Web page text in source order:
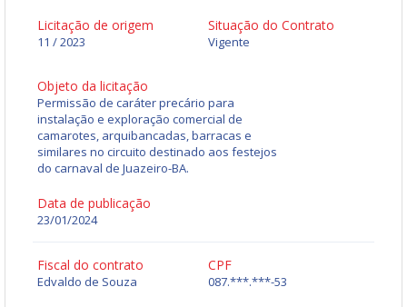
Licitação de origem
11 / 2023
Situação do Contrato
Vigente
Objeto da licitação
Permissão de caráter precário para
instalação e exploração comercial de
camarotes, arquibancadas, barracas e
similares no circuito destinado aos festejos
do carnaval de Juazeiro-BA.
Data de publicação
23/01/2024
Fiscal do contrato
Edvaldo de Souza
CPF
087.***.***-53